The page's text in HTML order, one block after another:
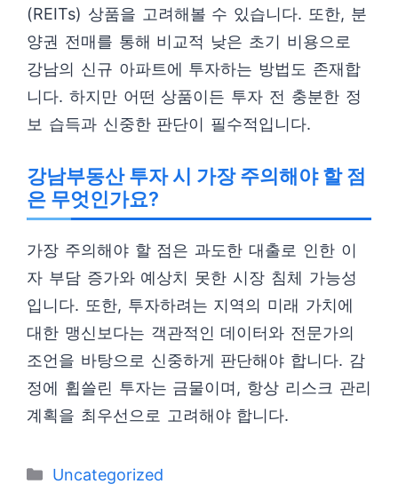
(REITs) 상품을 고려해볼 수 있습니다. 또한, 분
양권 전매를 통해 비교적 낮은 초기 비용으로
강남의 신규 아파트에 투자하는 방법도 존재합
니다. 하지만 어떤 상품이든 투자 전 충분한 정
보 습득과 신중한 판단이 필수적입니다.
강남부동산 투자 시 가장 주의해야 할 점
은 무엇인가요?
가장 주의해야 할 점은 과도한 대출로 인한 이
자 부담 증가와 예상치 못한 시장 침체 가능성
입니다. 또한, 투자하려는 지역의 미래 가치에
대한 맹신보다는 객관적인 데이터와 전문가의
조언을 바탕으로 신중하게 판단해야 합니다. 감
정에 휩쓸린 투자는 금물이며, 항상 리스크 관리
계획을 최우선으로 고려해야 합니다.
카
Uncategorized